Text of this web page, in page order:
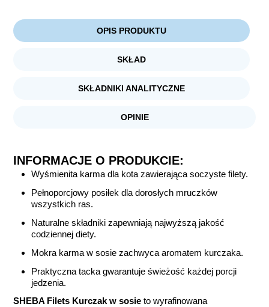
OPIS PRODUKTU
SKŁAD
SKŁADNIKI ANALITYCZNE
OPINIE
INFORMACJE O PRODUKCIE:
Wyśmienita karma dla kota zawierająca soczyste filety.
Pełnoporcjowy posiłek dla dorosłych mruczków
wszystkich ras.
Naturalne składniki zapewniają najwyższą jakość
codziennej diety.
Mokra karma w sosie zachwyca aromatem kurczaka.
Praktyczna tacka gwarantuje świeżość każdej porcji
jedzenia.
SHEBA Filets Kurczak w sosie to wyrafinowana